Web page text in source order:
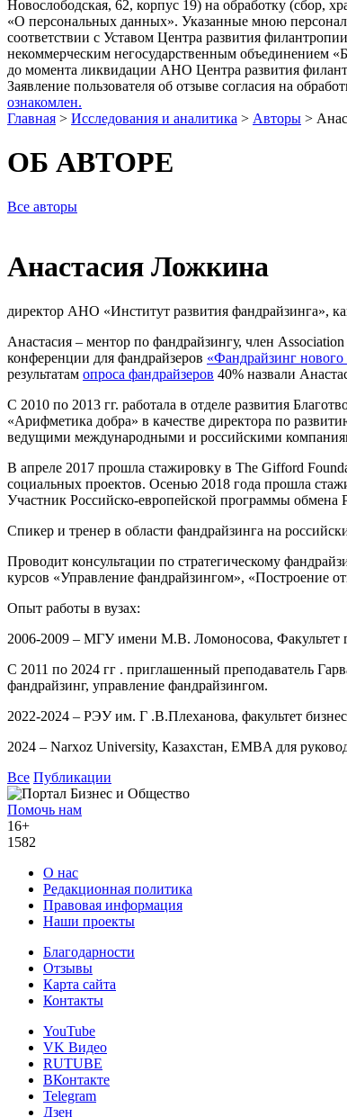
Новослободская, 62, корпус 19) на обработку (сбор,
«О персональных данных». Указанные мною
соответствии с Уставом Центра развития
некоммерческим негосударственным объединением
до момента ликвидации АНО Центра развития
Заявление пользователя об отзыве согласия на
ознакомлен.
Главная > Исследования и аналитика > Авторы >
ОБ АВТОРЕ
Все авторы
Анастасия Ложкина
директор АНО «Институт развития фандрайзинга»,
Анастасия – ментор по фандрайзингу, член
конференции для фандрайзеров «Фандрайзинг нового
результатам опроса фандрайзеров 40% назвали
С 2010 по 2013 гг. работала в отделе развития
«Арифметика добра» в качестве директора по
ведущими международными и российскими
В апреле 2017 прошла стажировку в The Gifford
социальных проектов. Осенью 2018 года прошла
Участник Российско-европейской программы
Спикер и тренер в области фандрайзинга на
Проводит консультации по стратегическому
курсов «Управление фандрайзингом», «Построение
Опыт работы в вузах:
2006-2009 – МГУ имени М.В. Ломоносова, Факультет
С 2011 по 2024 гг . приглашенный преподаватель
фандрайзинг, управление фандрайзингом.
2022-2024 – РЭУ им. Г .В.Плеханова, факультет
2024 – Narxoz University, Казахстан, EMBA для
Все Публикации
Помочь нам
16+
1582
О нас
Редакционная политика
Правовая информация
Наши проекты
Благодарности
Отзывы
Карта сайта
Контакты
YouTube
VK Видео
RUTUBE
ВКонтакте
Telegram
Дзен